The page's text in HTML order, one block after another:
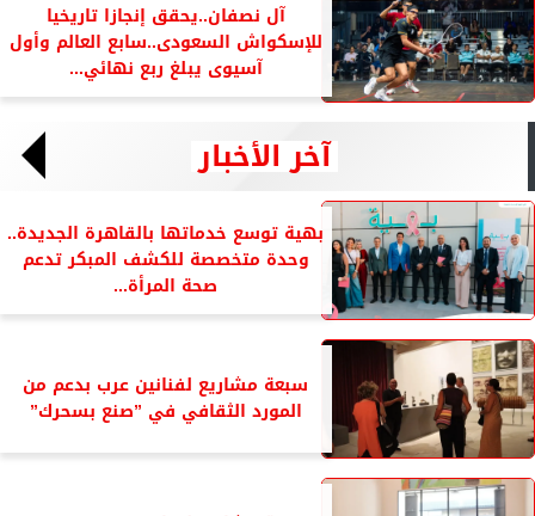
آل نصفان..يحقق إنجازا تاريخيا
للإسكواش السعودى..سابع العالم وأول
آسيوى يبلغ ربع نهائي...
آخر الأخبار
بهية توسع خدماتها بالقاهرة الجديدة..
وحدة متخصصة للكشف المبكر تدعم
صحة المرأة...
سبعة مشاريع لفنانين عرب بدعم من
المورد الثقافي في ”صنع بسحرك”